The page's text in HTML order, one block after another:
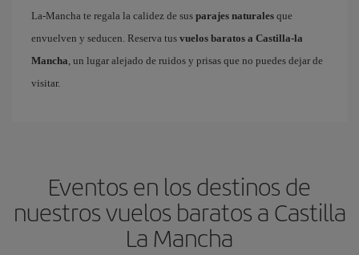
La-Mancha te regala la calidez de sus parajes naturales que
envuelven y seducen. Reserva tus vuelos baratos a Castilla-la
Mancha , un lugar alejado de ruidos y prisas que no puedes dejar de
visitar.
Eventos en los destinos de
nuestros vuelos baratos a Castilla
La Mancha